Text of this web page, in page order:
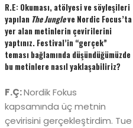
R.E: Okuması, atölyesi ve söyleşileri
yapılan The Jungleve Nordic Focus’ta
yer alan metinlerin çevirilerini
yaptınız. Festival’in “gerçek”
teması bağlamında düşündüğümüzde
bu metinlere nasıl yaklaşabiliriz?
F.Ç:Nordik Fokus
kapsamında üç metnin
çevirisini gerçekleştirdim. Tue